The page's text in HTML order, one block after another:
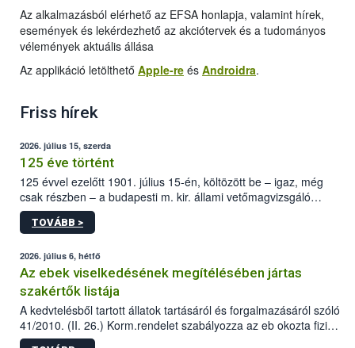
Az alkalmazásból elérhető az EFSA honlapja, valamint hírek,
események és lekérdezhető az akciótervek és a tudományos
vélemények aktuális állása
Az applikáció letölthető Apple-re és Androidra.
Friss hírek
2026. július 15, szerda
125 éve történt
125 évvel ezelőtt 1901. július 15-én, költözött be – igaz, még
csak részben – a budapesti m. kir. állami vetőmagvizsgáló
állomás a Kis Rókus utca 15. szám alatti, Czigler Győző által
tervezett új épületébe.
TOVÁBB >
2026. július 6, hétfő
Az ebek viselkedésének megítélésében jártas
szakértők listája
A kedvtelésből tartott állatok tartásáról és forgalmazásáról szóló
41/2010. (II. 26.) Korm.rendelet szabályozza az eb okozta fizikai
sérülés, illetve ennek veszélye keletkezésekor felmerülő